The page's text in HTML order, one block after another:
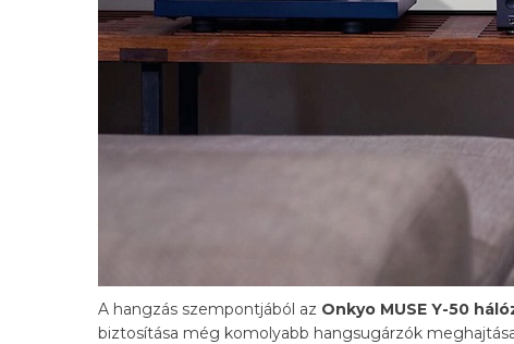
A hangzás szempontjából az Onkyo MUSE Y-50
biztosítása még komolyabb hangsugárzók